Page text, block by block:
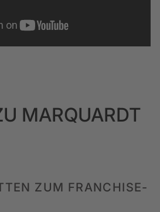
MARQUARDT
ZUM FRANCHISE-